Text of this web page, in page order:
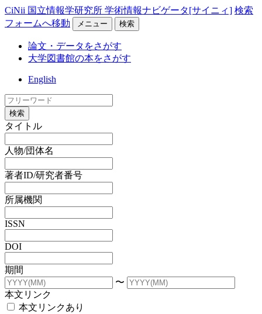
CiNii 国立情報学研究所 学術情報ナビゲータ[サイニィ] 検索
フォームへ移動
メニュー 検索
論文・データをさがす
大学図書館の本をさがす
English
検索
タイトル
人物/団体名
著者ID/研究者番号
所属機関
ISSN
DOI
期間
〜
本文リンク
本文リンクあり